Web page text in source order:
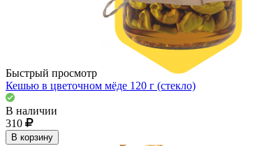
Быстрый просмотр
Кешью в цветочном мёде 120 г (стекло)
В наличии
310
В корзину